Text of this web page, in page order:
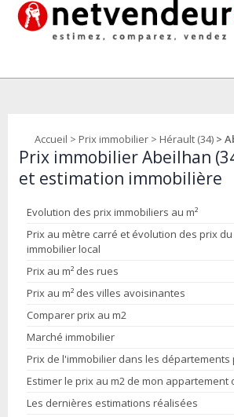
Accueil > Prix immobilier > Hérault (34) >
Prix immobilier Abeilhan
et estimation immobilière
Evolution des prix immobiliers au m²
Prix au mètre carré et évolution des prix
immobilier local
Prix au m² des rues
Prix au m² des villes avoisinantes
Comparer prix au m2
Marché immobilier
Prix de l'immobilier dans les départements
Estimer le prix au m2 de mon appartement
Les dernières estimations réalisées